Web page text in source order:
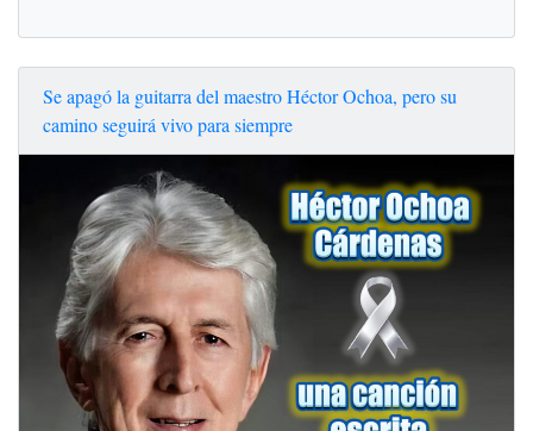
Se apagó la guitarra del maestro Héctor Ochoa, pero su
camino seguirá vivo para siempre